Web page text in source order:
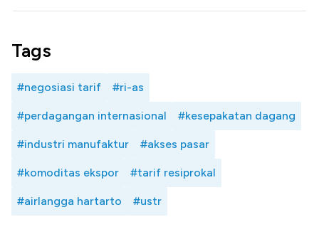
Tags
#negosiasi tarif #ri-as
#perdagangan internasional #kesepakatan dagang
#industri manufaktur #akses pasar
#komoditas ekspor #tarif resiprokal
#airlangga hartarto #ustr